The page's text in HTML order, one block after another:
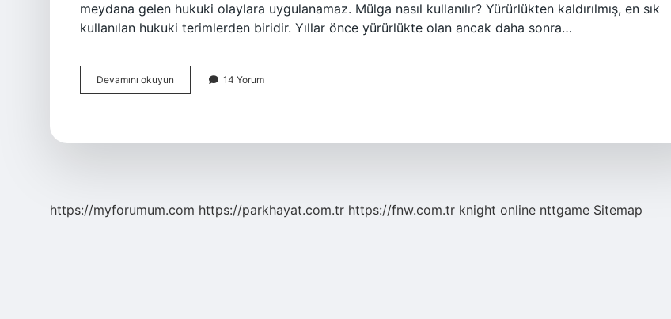
meydana gelen hukuki olaylara uygulanamaz. Mülga nasıl kullanılır? Yürürlükten kaldırılmış, en sık
kullanılan hukuki terimlerden biridir. Yıllar önce yürürlükte olan ancak daha sonra…
Devamını okuyun
Etmek
14 Yorum
https://myforumum.com https://parkhayat.com.tr https://fnw.com.tr knight online nttgame Sitemap